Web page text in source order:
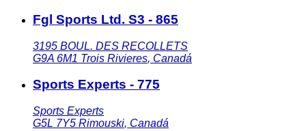
Fgl Sports Ltd. S3 - 865
3195 BOUL. DES RECOLLETS
G9A 6M1 Trois Rivieres, Canadá
Sports Experts - 775
Sports Experts
G5L 7Y5 Rimouski, Canadá